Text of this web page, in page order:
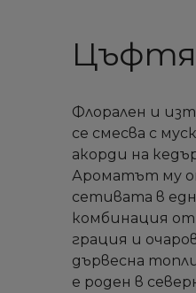
Флорален и
се смесва с
акорди на
Ароматът му
сетивата в
комбинация от
грация и
дървесна
е роден в